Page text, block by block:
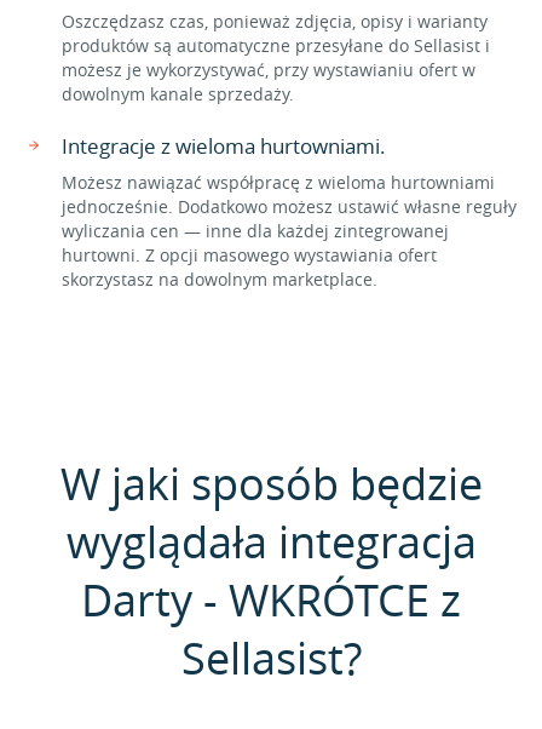
Oszczędzasz czas, ponieważ zdjęcia, opisy i warianty
produktów są automatyczne przesyłane do Sellasist i
możesz je wykorzystywać, przy wystawianiu ofert w
dowolnym kanale sprzedaży.
Integracje z wieloma hurtowniami.
Możesz nawiązać współpracę z wieloma hurtowniami
jednocześnie. Dodatkowo możesz ustawić własne reguły
wyliczania cen — inne dla każdej zintegrowanej
hurtowni. Z opcji masowego wystawiania ofert
skorzystasz na dowolnym marketplace.
W jaki sposób będzie
wyglądała integracja
Darty - WKRÓTCE z
Sellasist?